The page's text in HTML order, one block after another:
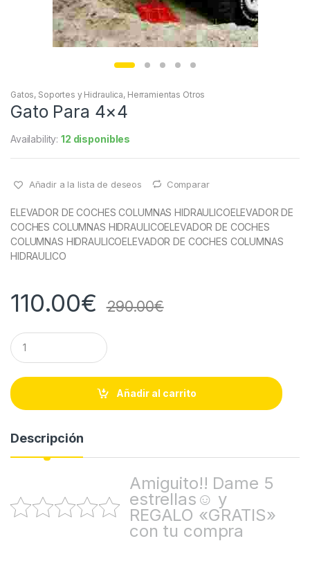
Gatos, Soportes y Hidraulica, Herramientas Otros
Gato Para 4×4
Availability:12 disponibles
Añadir a la lista de deseos Comparar
ELEVADOR DE COCHES COLUMNAS HIDRAULICOELEVADOR DE
COCHES COLUMNAS HIDRAULICOELEVADOR DE COCHES
COLUMNAS HIDRAULICOELEVADOR DE COCHES COLUMNAS
HIDRAULICO
110.00€ 290.00€
Q
u
a
t
i
Añadir al carrito
Descripción
Amiguito!! Dame 5
estrellas☺ y
REGALO «GRATIS»
con tu compra